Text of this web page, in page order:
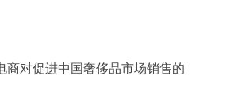
商对促进中国奢侈品市场销售的